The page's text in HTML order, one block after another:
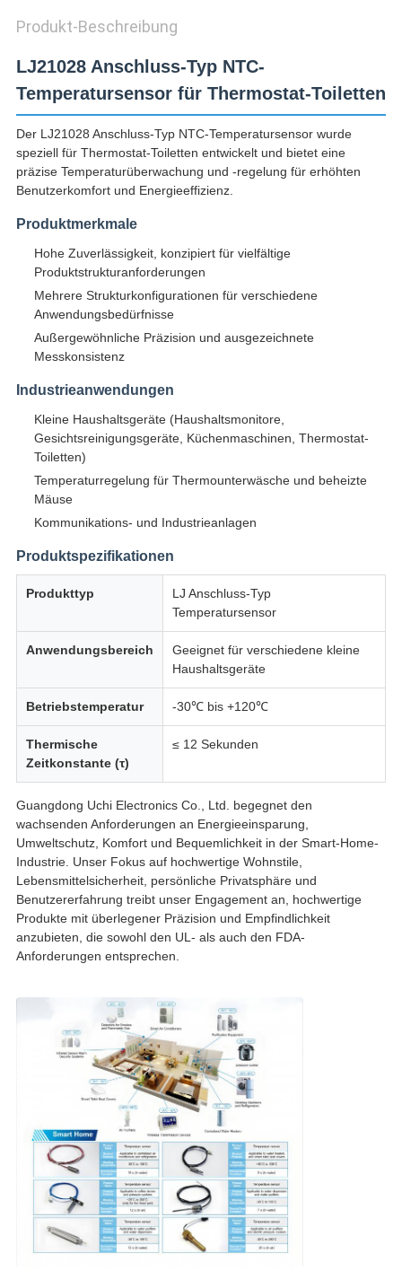
Produkt-Beschreibung
LJ21028 Anschluss-Typ NTC-
Temperatursensor für Thermostat-Toiletten
Der LJ21028 Anschluss-Typ NTC-Temperatursensor wurde
speziell für Thermostat-Toiletten entwickelt und bietet eine
präzise Temperaturüberwachung und -regelung für erhöhten
Benutzerkomfort und Energieeffizienz.
Produktmerkmale
Hohe Zuverlässigkeit, konzipiert für vielfältige
Produktstrukturanforderungen
Mehrere Strukturkonfigurationen für verschiedene
Anwendungsbedürfnisse
Außergewöhnliche Präzision und ausgezeichnete
Messkonsistenz
Industrieanwendungen
Kleine Haushaltsgeräte (Haushaltsmonitore,
Gesichtsreinigungsgeräte, Küchenmaschinen, Thermostat-
Toiletten)
Temperaturregelung für Thermounterwäsche und beheizte
Mäuse
Kommunikations- und Industrieanlagen
Produktspezifikationen
Produkttyp
LJ Anschluss-Typ
Temperatursensor
Anwendungsbereich
Geeignet für verschiedene kleine
Haushaltsgeräte
Betriebstemperatur -30℃ bis +120℃
Thermische
Zeitkonstante (τ)
≤ 12 Sekunden
Guangdong Uchi Electronics Co., Ltd. begegnet den
wachsenden Anforderungen an Energieeinsparung,
Umweltschutz, Komfort und Bequemlichkeit in der Smart-Home-
Industrie. Unser Fokus auf hochwertige Wohnstile,
Lebensmittelsicherheit, persönliche Privatsphäre und
Benutzererfahrung treibt unser Engagement an, hochwertige
Produkte mit überlegener Präzision und Empfindlichkeit
anzubieten, die sowohl den UL- als auch den FDA-
Anforderungen entsprechen.